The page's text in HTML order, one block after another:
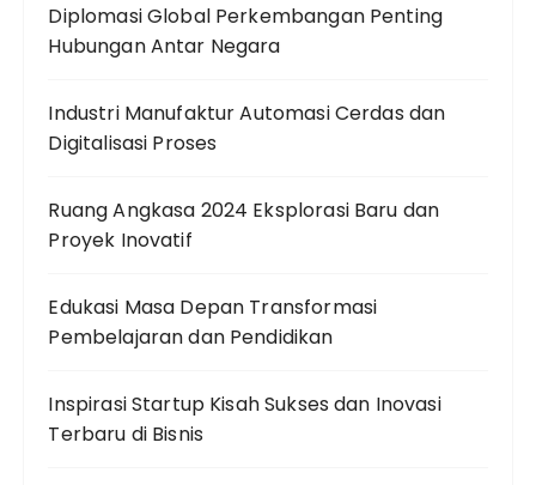
Diplomasi Global Perkembangan Penting
Hubungan Antar Negara
Industri Manufaktur Automasi Cerdas dan
Digitalisasi Proses
Ruang Angkasa 2024 Eksplorasi Baru dan
Proyek Inovatif
Edukasi Masa Depan Transformasi
Pembelajaran dan Pendidikan
Inspirasi Startup Kisah Sukses dan Inovasi
Terbaru di Bisnis